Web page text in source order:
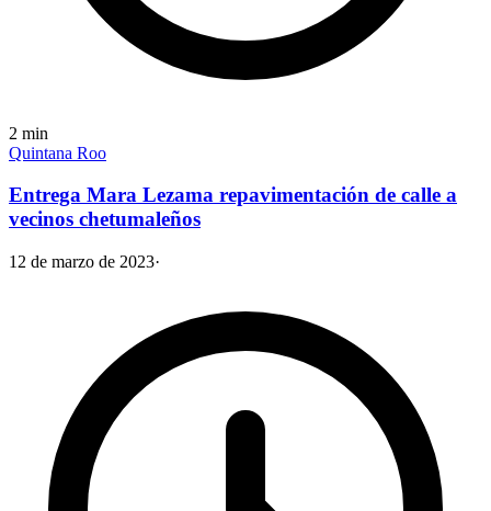
2 min
Quintana Roo
Entrega Mara Lezama repavimentación de calle a
vecinos chetumaleños
12 de marzo de 2023·